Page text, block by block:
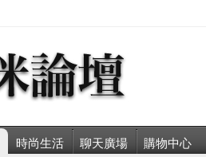
時尚生活 聊天廣場 購物中心